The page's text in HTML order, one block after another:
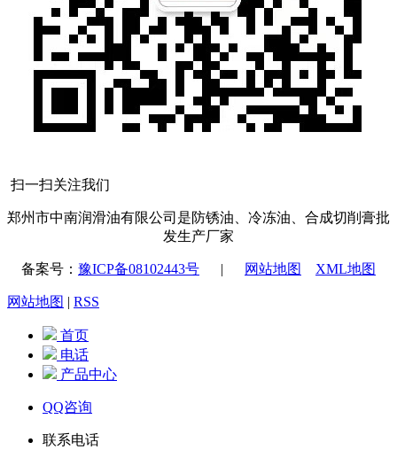
扫一扫关注我们
郑州市中南润滑油有限公司是防锈油、冷冻油、合成切削膏批
发生产厂家
备案号： 豫ICP备08102443号 | 网站地图 XML地图
网站地图 | RSS
首页
电话
产品中心
QQ咨询
联系电话